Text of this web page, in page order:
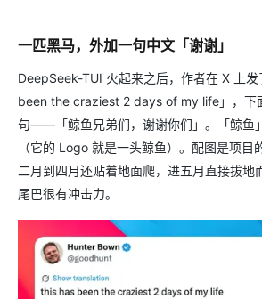
一匹黑马，外加一句中文「谢谢」
DeepSeek-TUI 火起来之后，作者在 X 上
been the craziest 2 days of my life」，下
句——「鲸鱼兄弟们，谢谢你们」。「鲸鱼
（它的 Logo 就是一头鲸鱼）。配图是项目
二月到四月还贴着地面爬，进五月直接拔地
尾巴很有冲击力。